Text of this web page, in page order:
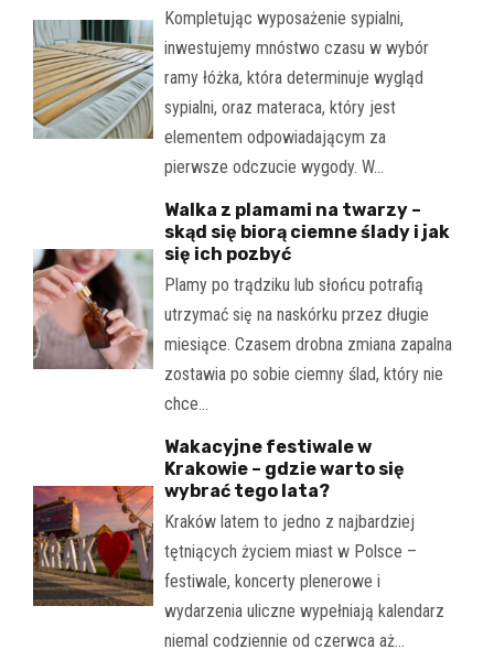
Kompletując wyposażenie sypialni,
inwestujemy mnóstwo czasu w wybór
ramy łóżka, która determinuje wygląd
sypialni, oraz materaca, który jest
elementem odpowiadającym za
pierwsze odczucie wygody. W…
Walka z plamami na twarzy –
skąd się biorą ciemne ślady i jak
się ich pozbyć
Plamy po trądziku lub słońcu potrafią
utrzymać się na naskórku przez długie
miesiące. Czasem drobna zmiana zapalna
zostawia po sobie ciemny ślad, który nie
chce…
Wakacyjne festiwale w
Krakowie – gdzie warto się
wybrać tego lata?
Kraków latem to jedno z najbardziej
tętniących życiem miast w Polsce –
festiwale, koncerty plenerowe i
wydarzenia uliczne wypełniają kalendarz
niemal codziennie od czerwca aż…